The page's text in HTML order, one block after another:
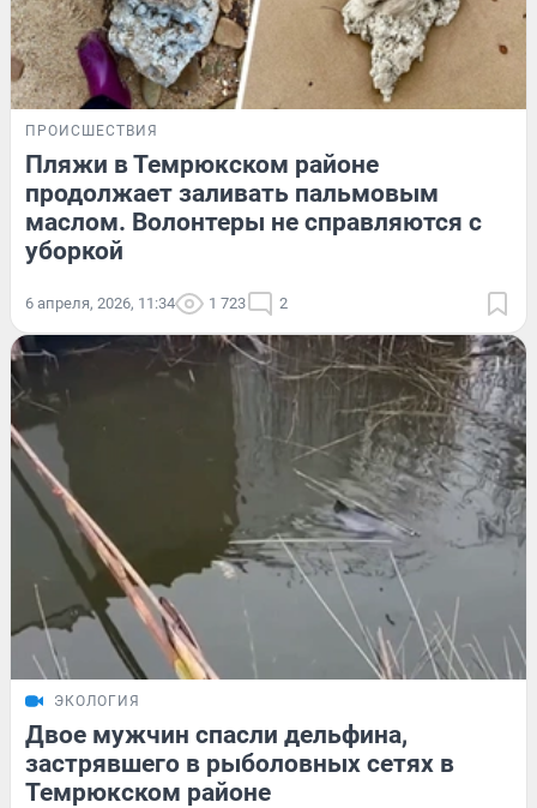
ПРОИСШЕСТВИЯ
Пляжи в Темрюкском районе
продолжает заливать пальмовым
маслом. Волонтеры не справляются с
уборкой
6 апреля, 2026, 11:34 1 723 2
ЭКОЛОГИЯ
Двое мужчин спасли дельфина,
застрявшего в рыболовных сетях в
Темрюкском районе